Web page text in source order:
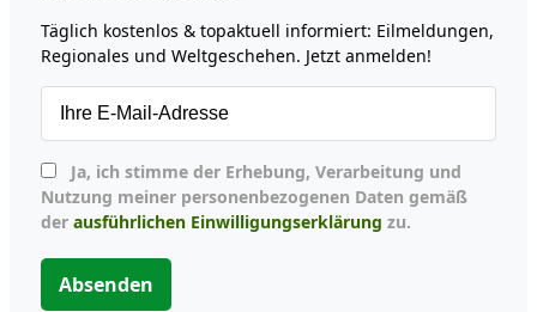
Täglich kostenlos & topaktuell informiert: Eilmeldungen,
Regionales und Weltgeschehen. Jetzt anmelden!
Nutzung meiner personenbezogenen Daten gemäß
der ausführlichen Einwilligungserklärung zu.
Absenden